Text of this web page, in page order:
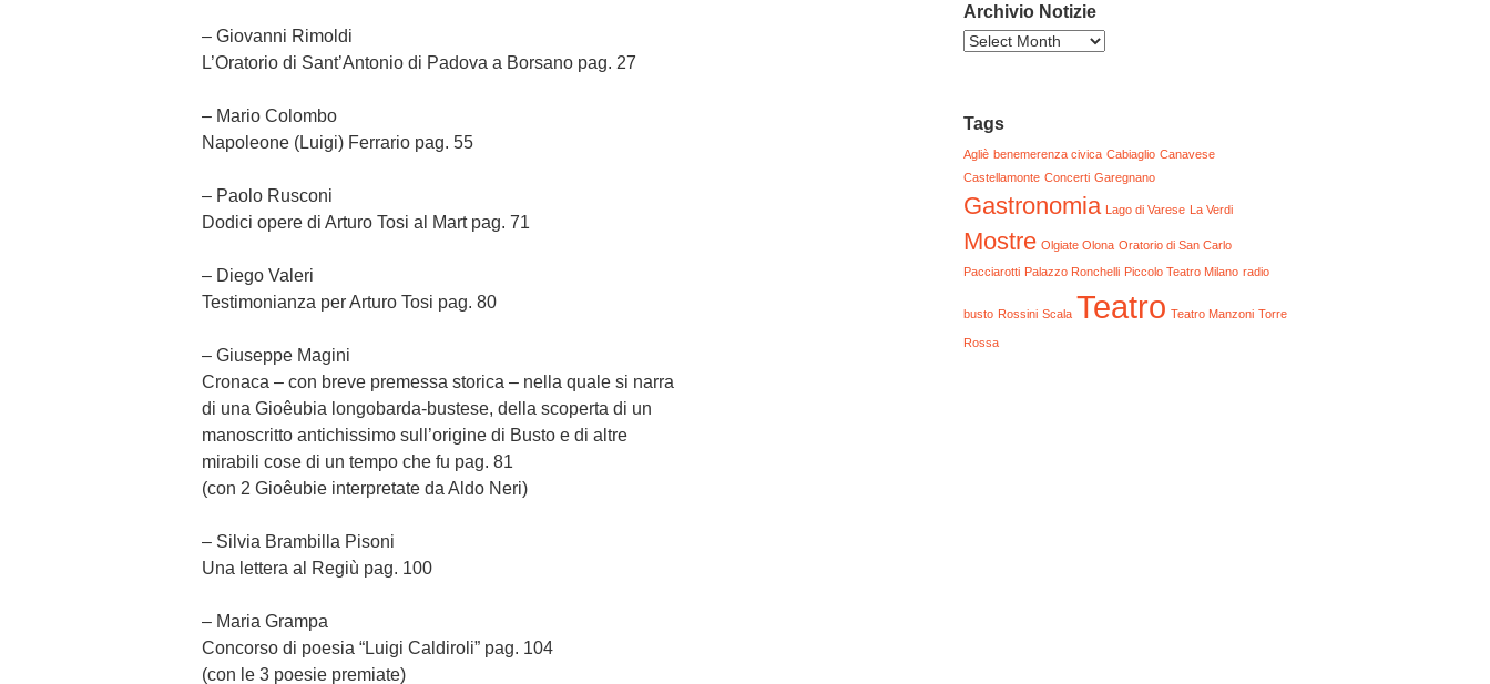
– Giovanni Rimoldi
L’Oratorio di Sant’Antonio di Padova a Borsano pag. 27
– Mario Colombo
Napoleone (Luigi) Ferrario pag. 55
– Paolo Rusconi
Dodici opere di Arturo Tosi al Mart pag. 71
– Diego Valeri
Testimonianza per Arturo Tosi pag. 80
– Giuseppe Magini
Cronaca – con breve premessa storica – nella quale si narra
di una Gioêubia longobarda-bustese, della scoperta di un
manoscritto antichissimo sull’origine di Busto e di altre
mirabili cose di un tempo che fu pag. 81
(con 2 Gioêubie interpretate da Aldo Neri)
– Silvia Brambilla Pisoni
Una lettera al Regiù pag. 100
– Maria Grampa
Concorso di poesia “Luigi Caldiroli” pag. 104
(con le 3 poesie premiate)
Archivio Notizie
Archivio
Tags
Agliè benemerenza civica Cabiaglio Canavese
Castellamonte Concerti Garegnano
Gastronomia Lago di Varese La Verdi
Mostre Olgiate Olona Oratorio di San Carlo
Pacciarotti Palazzo Ronchelli Piccolo Teatro Milano radio
busto Rossini Scala Teatro Teatro Manzoni Torre
Rossa